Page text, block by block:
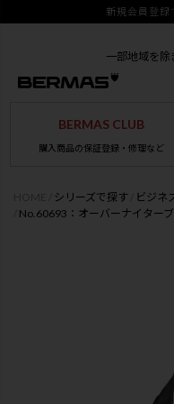
新規会員登
一部地域を
BERMAS CLUB
購入商品の保証登録・修理など
シリーズで探す ビジネ
No.60693：オーバーナイター